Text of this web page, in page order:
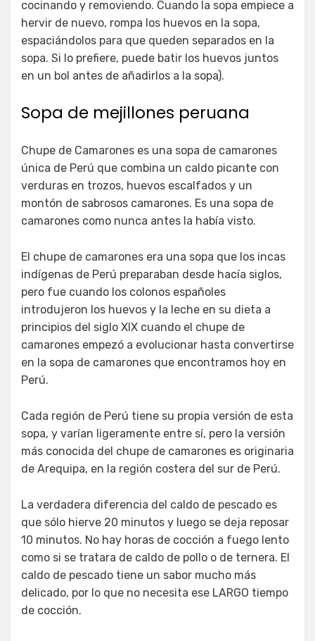
cocinando y removiendo. Cuando la sopa empiece a
hervir de nuevo, rompa los huevos en la sopa,
espaciándolos para que queden separados en la
sopa. Si lo prefiere, puede batir los huevos juntos
en un bol antes de añadirlos a la sopa).
Sopa de mejillones peruana
Chupe de Camarones es una sopa de camarones
única de Perú que combina un caldo picante con
verduras en trozos, huevos escalfados y un
montón de sabrosos camarones. Es una sopa de
camarones como nunca antes la había visto.
El chupe de camarones era una sopa que los incas
indígenas de Perú preparaban desde hacía siglos,
pero fue cuando los colonos españoles
introdujeron los huevos y la leche en su dieta a
principios del siglo XIX cuando el chupe de
camarones empezó a evolucionar hasta convertirse
en la sopa de camarones que encontramos hoy en
Perú.
Cada región de Perú tiene su propia versión de esta
sopa, y varían ligeramente entre sí, pero la versión
más conocida del chupe de camarones es originaria
de Arequipa, en la región costera del sur de Perú.
La verdadera diferencia del caldo de pescado es
que sólo hierve 20 minutos y luego se deja reposar
10 minutos. No hay horas de cocción a fuego lento
como si se tratara de caldo de pollo o de ternera. El
caldo de pescado tiene un sabor mucho más
delicado, por lo que no necesita ese LARGO tiempo
de cocción.